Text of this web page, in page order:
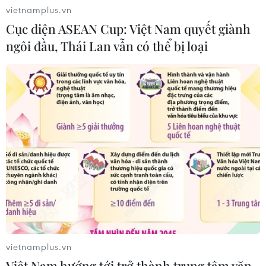
CƠ QUAN CHỦ QUẢN: THÔNG TẤN XÃ VIỆT NAM
Tổng Biên tập: TRẦN TIẾN DUẨN
Phó Tổng Biên tập: NGUYỄN THỊ TÁM, KHÚC THANH
THỦY
Sở hữu trí tuệ
Quy định sử dụng
RSS
Hỗ trợ
Ngôn ngữ
TTXVN
Dịch vụ tin
Quảng cáo
Liên hệ
vietnamplus.vn
Cục diện ASEAN Cup: Việt Nam quyết giành
ngôi đầu, Thái Lan vẫn có thể bị loại
vietnamplus.vn